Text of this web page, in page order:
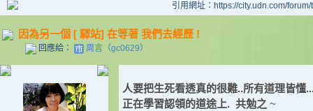
引用網址：https://city.udn.com/
因為另一個 [ 驛站] 在等著 我們去經歷 !
回應給： 周言（gc0629）
人要把生死看透真的很難..所有道理皆
正在學習認領的道途上. 共勉之 ~